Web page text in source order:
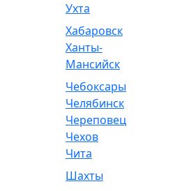
Ухта
Хабаровск
Ханты-
Мансийск
Чебоксары
Челябинск
Череповец
Чехов
Чита
Шахты